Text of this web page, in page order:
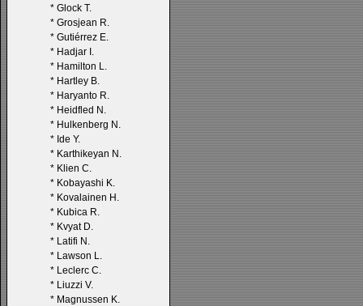
* Glock T.
* Grosjean R.
* Gutiérrez E.
* Hadjar I.
* Hamilton L.
* Hartley B.
* Haryanto R.
* Heidfled N.
* Hulkenberg N.
* Ide Y.
* Karthikeyan N.
* Klien C.
* Kobayashi K.
* Kovalainen H.
* Kubica R.
* Kvyat D.
* Latifi N.
* Lawson L.
* Leclerc C.
* Liuzzi V.
* Magnussen K.